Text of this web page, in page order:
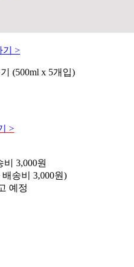
기 >
(500ml x 5개입)
>
3,000원
송비 3,000원)
예정